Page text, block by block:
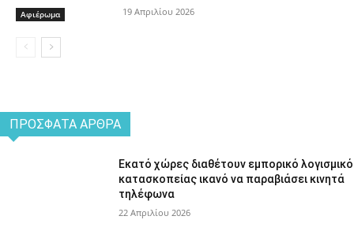
Αφιέρωμα 19 Απριλίου 2026
ΠΡΌΣΦΑΤΑ ΆΡΘΡΑ
Εκατό χώρες διαθέτουν εμπορικό λογισμικό
κατασκοπείας ικανό να παραβιάσει κινητά
τηλέφωνα
22 Απριλίου 2026